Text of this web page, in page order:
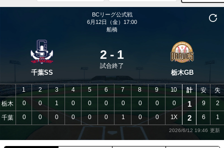
BCリーグ公式戦
6月12日（金）17:00
船橋
千葉SS
2 - 1
試合終了
栃木GB
栃木
千葉
1 2 3 4 5 6 7 8 9
10
0
0 1 0 0 0 0 0 0
0
0
0 0 0 0 0 1 0 0 1X
計 安 失
1 9 2
2 6 1
2026/6/12 19:46